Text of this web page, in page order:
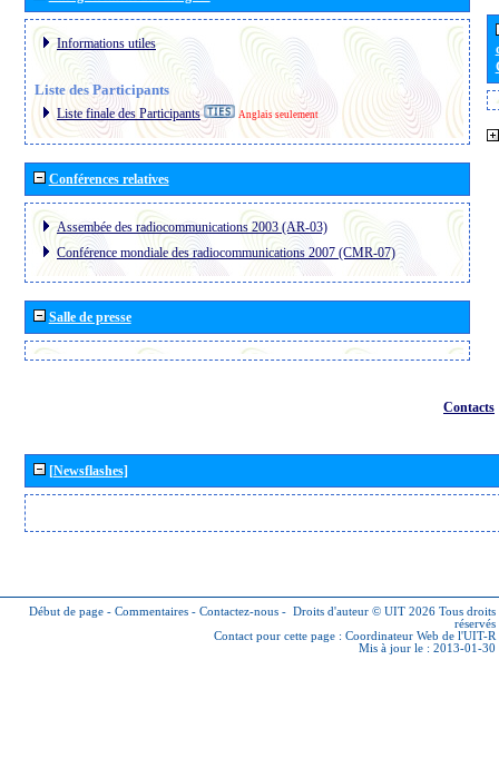
Informations utiles
Liste des Participants
Liste finale des Participants Anglais seulement
Conférences relatives
Assembée des radiocommunications 2003 (AR-03)
Conférence mondiale des radiocommunications 2007 (CMR-07)
Salle de presse
Contacts
[Newsflashes]
Début de page - Commentaires - Contactez-nous - Droits d'auteur © UIT 2026 Tous droits
réservés
Contact pour cette page : Coordinateur Web de l'UIT-R
Mis à jour le : 2013-01-30